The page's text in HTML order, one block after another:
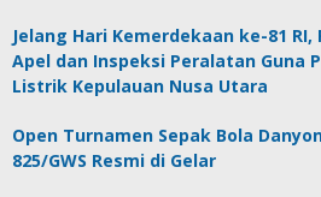
Jelang Hari Kemerdekaan ke-81 RI,
Apel dan Inspeksi Peralatan Guna
Listrik Kepulauan Nusa Utara
Open Turnamen Sepak Bola
825/GWS Resmi di Gelar